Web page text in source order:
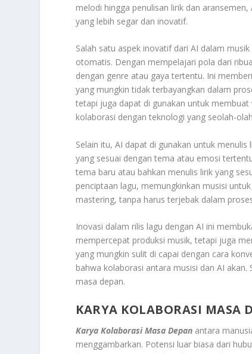
melodi hingga penulisan lirik dan
yang lebih segar dan inovatif.
Salah satu aspek inovatif dari AI dalam
otomatis. Dengan mempelajari pola dari
dengan genre atau gaya tertentu. Ini
yang mungkin tidak terbayangkan dalam
tetapi juga dapat di gunakan untuk
kolaborasi dengan teknologi yang seolah-
Selain itu, AI dapat di gunakan untuk
yang sesuai dengan tema atau emosi
tema baru atau bahkan menulis lirik yang
penciptaan lagu, memungkinkan musisi
mastering, tanpa harus terjebak dalam
Inovasi dalam rilis lagu dengan AI ini
mempercepat produksi musik, tetapi juga
yang mungkin sulit di capai dengan cara
bahwa kolaborasi antara musisi dan AI
masa depan.
KARYA KOLABORASI MASA
Karya Kolaborasi Masa Depan antara
menggambarkan. Potensi luar biasa dari